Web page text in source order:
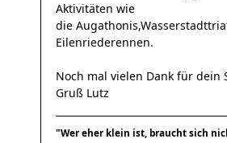
Aktivitäten wie
die
Eilenriederennen.
Noch mal vielen Dank für dein
Gruß Lutz
"Wer eher klein ist, braucht sich